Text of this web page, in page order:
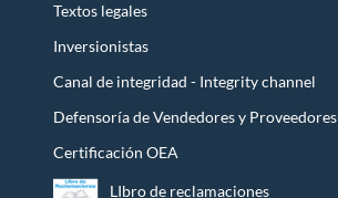
Textos legales
Inversionistas
Canal de integridad - Integrity channel
Defensoría de Vendedores y Proveedores
Certificación OEA
LIbro de reclamaciones